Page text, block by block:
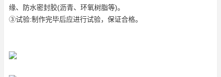
缘、防水密封胶(沥青、环氧树脂等)。
③试验:制作完毕后应进行试验，保证合格。